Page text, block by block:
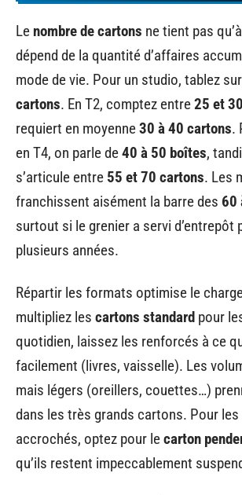
Le nombre de cartons ne tient pas
dépend de la quantité d’affaires
mode de vie. Pour un studio, tablez sur
cartons. En T2, comptez entre25 et
requiert en moyenne30 à 40 cartons.
en T4, on parle de40 à 50 boîtes,
s’articule entre 55 et 70 cartons. Les
franchissent aisément la barre des 60
surtout si le grenier a servi d’entrepôt
plusieurs années.
Répartir les formats optimise le
multipliez les cartons standard pour
quotidien, laissez les renforcés à ce
facilement (livres, vaisselle). Les
mais légers (oreillers, couettes…)
dans les très grands cartons. Pour
accrochés, optez pour lecarton
qu’ils restent impeccablement